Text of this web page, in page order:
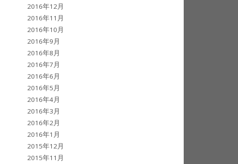
2016年12月
2016年11月
2016年10月
2016年9月
2016年8月
2016年7月
2016年6月
2016年5月
2016年4月
2016年3月
2016年2月
2016年1月
2015年12月
2015年11月